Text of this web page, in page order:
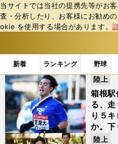
当サイトでは当社の提携先等がお
査・分析したり、お客様にお勧め
okie を使⽤する場合があります。
新着 ランキング 野球
b
ス
ポ
ル
テ
ィ
ー
バ
「#区間記録」の最新ニュ
箱根
る、
り５
か。下
陸上
陸上